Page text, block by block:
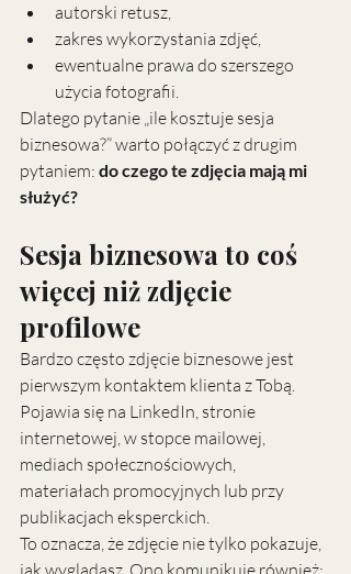
autorski retusz,
zakres wykorzystania zdjęć,
ewentualne prawa do szerszego
użycia fotografii.
Dlatego pytanie „ile kosztuje sesja
biznesowa?” warto połączyć z drugim
pytaniem: do czego te zdjęcia mają mi
służyć?
Sesja biznesowa to coś
więcej niż zdjęcie
profilowe
Bardzo często zdjęcie biznesowe jest
pierwszym kontaktem klienta z Tobą.
Pojawia się na LinkedIn, stronie
internetowej, w stopce mailowej,
mediach społecznościowych,
materiałach promocyjnych lub przy
publikacjach eksperckich.
To oznacza, że zdjęcie nie tylko pokazuje,